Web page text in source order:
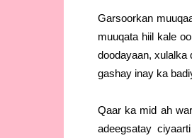
Garsoorkan
muuqata hiil kale
doodayaan, xulalka
gashay inay ka
Qaar ka mid ah
adeegsatay